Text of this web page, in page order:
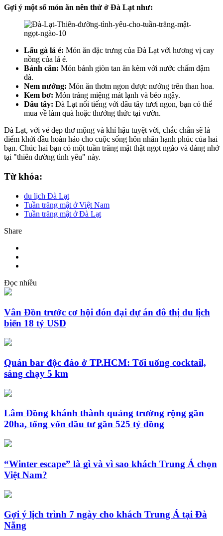
Gợi ý một số món ăn nên thử ở Đà Lạt như:
Lẩu gà lá é: Món ăn đặc trưng của Đà Lạt với hương vị cay
nồng của lá é.
Bánh căn: Món bánh giòn tan ăn kèm với nước chấm đậm
đà.
Nem nướng: Món ăn thơm ngon được nướng trên than hoa.
Kem bơ: Món tráng miệng mát lạnh và béo ngậy.
Dâu tây: Đà Lạt nổi tiếng với dâu tây tươi ngon, bạn có thể
mua về làm quà hoặc thưởng thức tại vườn.
Đà Lạt, với vẻ đẹp thơ mộng và khí hậu tuyệt vời, chắc chắn sẽ là
điểm khởi đầu hoàn hảo cho cuộc sống hôn nhân hạnh phúc của hai
bạn. Chúc hai bạn có một tuần trăng mật thật ngọt ngào và đáng nhớ
tại "thiên đường tình yêu" này.
Từ khóa:
du lịch Đà Lạt
Tuần trăng mật ở Việt Nam
Tuần trăng mật ở Đà Lạt
Share
Đọc nhiều
Vân Đồn trước cơ hội đón đại dự án đô thị du lịch
biển 18 tỷ USD
Quán bar độc đáo ở TP.HCM: Tối uống cocktail,
sáng chạy 5 km
Lâm Đồng khánh thành quảng trường rộng gần
20ha, tổng vốn đầu tư gần 525 tỷ đồng
“Winter escape” là gì và vì sao khách Trung Á chọn
Việt Nam?
Gợi ý lịch trình 7 ngày cho khách Trung Á tại Đà
Nẵng